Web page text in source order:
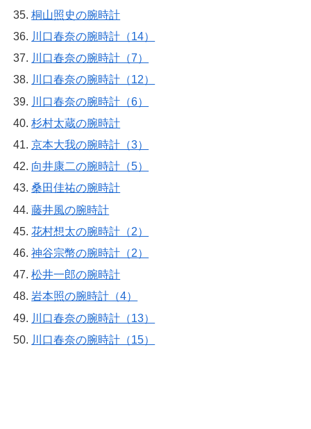
桐山照史の腕時計
川口春奈の腕時計（14）
川口春奈の腕時計（7）
川口春奈の腕時計（12）
川口春奈の腕時計（6）
杉村太蔵の腕時計
京本大我の腕時計（3）
向井康二の腕時計（5）
桑田佳祐の腕時計
藤井風の腕時計
花村想太の腕時計（2）
神谷宗幣の腕時計（2）
松井一郎の腕時計
岩本照の腕時計（4）
川口春奈の腕時計（13）
川口春奈の腕時計（15）